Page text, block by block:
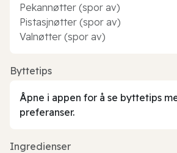
Pekannøtter (spor av)
Pistasjnøtter (spor av)
Valnøtter (spor av)
Byttetips
Åpne i appen for å se byttetips
preferanser.
Ingredienser